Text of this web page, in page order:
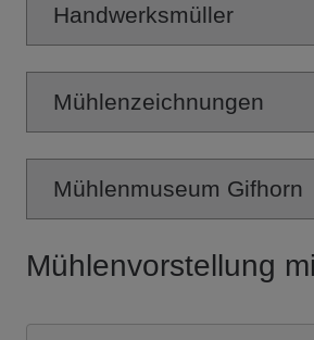
Handwerksmüller
Mühlenzeichnungen
Mühlenmuseum Gifhorn
Mühlenvorstellung